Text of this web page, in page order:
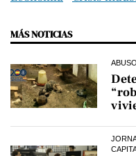
MÁS NOTICIAS